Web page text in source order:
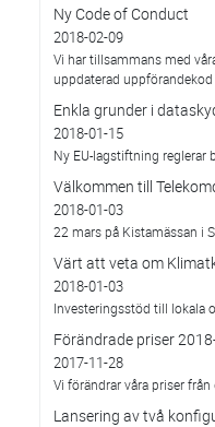
Ny Code of Conduct
2018-02-09
Vi har tillsammans med
uppdaterad uppförandekod
Enkla grunder i
2018-01-15
Ny EU-lagstiftning reglerar
Välkommen till
2018-01-03
22 mars på Kistamässan i
Värt att veta om
2018-01-03
Investeringsstöd till lokala
Förändrade priser
2017-11-28
Vi förändrar våra priser
Lansering av två